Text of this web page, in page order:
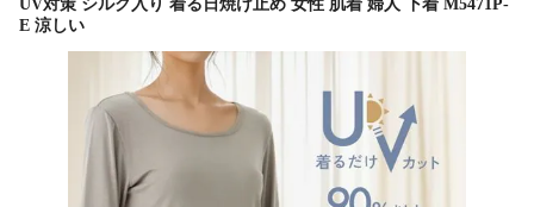
UV対策 シルク入り 着る日焼け止め 女性 肌着 婦人 下着 M5471P-
E 涼しい